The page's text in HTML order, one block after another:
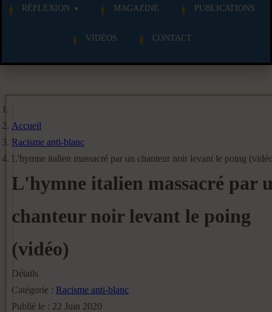
RÉFLEXION MAGAZINE PUBLICATIONS
VIDÉOS CONTACT
Accueil
Racisme anti-blanc
L'hymne italien massacré par un chanteur noir levant le poing
L'hymne italien massacré par
chanteur noir levant le poing
(vidéo)
Détails
Catégorie : Racisme anti-blanc
Publié le : 22 Juin 2020